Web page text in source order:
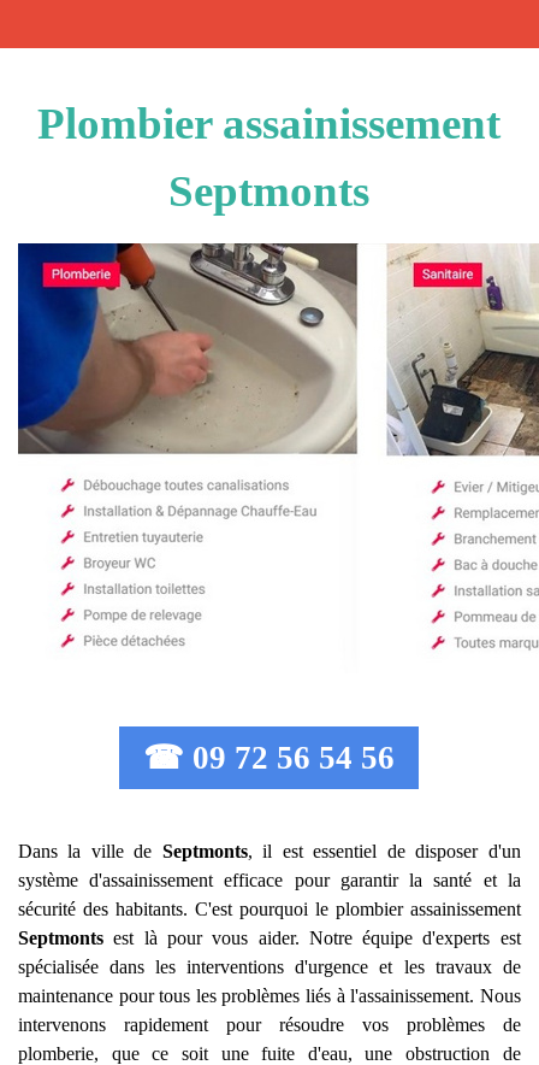
Plombier assainissement
Septmonts
☎ 09 72 56 54 56
Dans la ville de Septmonts, il est essentiel de disposer d'un
système d'assainissement efficace pour garantir la santé et la
sécurité des habitants. C'est pourquoi le plombier assainissement
Septmonts est là pour vous aider. Notre équipe d'experts est
spécialisée dans les interventions d'urgence et les travaux de
maintenance pour tous les problèmes liés à l'assainissement. Nous
intervenons rapidement pour résoudre vos problèmes de
plomberie, que ce soit une fuite d'eau, une obstruction de